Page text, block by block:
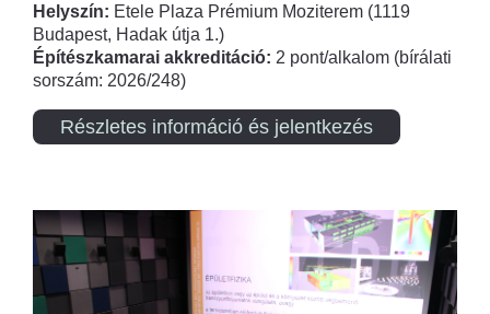
Helyszín: Etele Plaza Prémium Moziterem (1119
Budapest, Hadak útja 1.)
Építészkamarai akkreditáció: 2 pont/alkalom (bírálati
sorszám: 2026/248)
Részletes információ és jelentkezés